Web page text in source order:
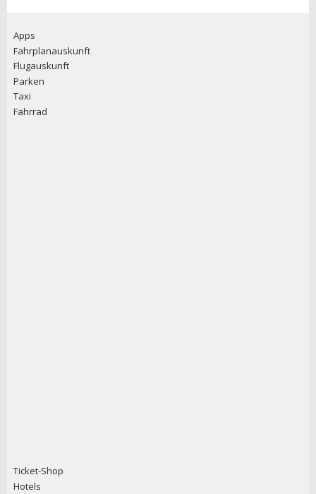
Apps
Fahrplanauskunft
Flugauskunft
Parken
Taxi
Fahrrad
Ticket-Shop
Hotels